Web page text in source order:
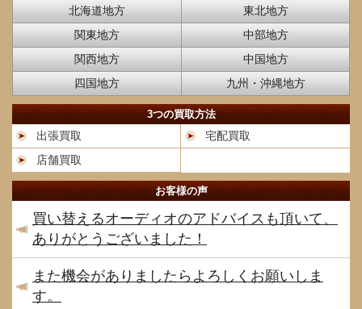
北海道地方
東北地方
関東地方
中部地方
関西地方
中国地方
四国地方
九州・沖縄地方
3つの買取方法
出張買取
宅配買取
店舗買取
お客様の声
買い替えるオーディオのアドバイスも頂いて、
ありがとうございました！
また機会がありましたらよろしくお願いしま
す。